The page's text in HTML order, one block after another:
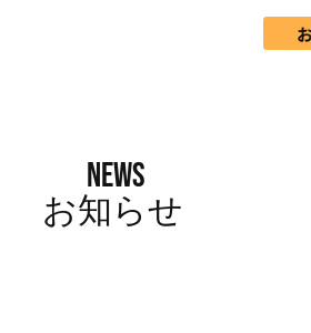
NEWS
​お知らせ